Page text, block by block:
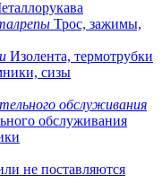
Трос, зажимы,
Изолента, термотрубки
сизы
обслуживания
не поставляются